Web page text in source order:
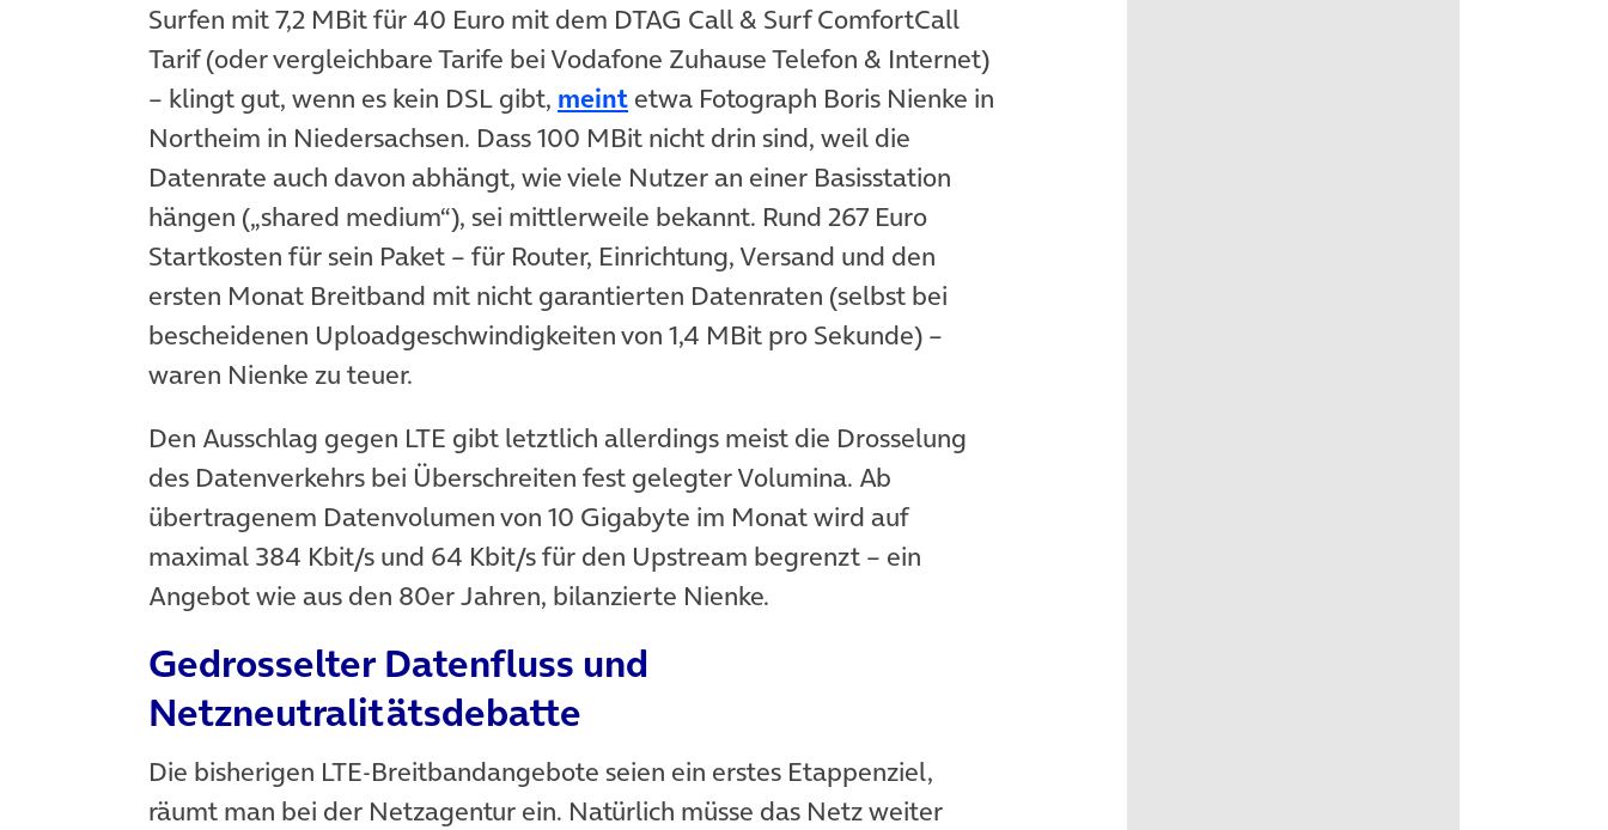
Surfen mit 7,2 MBit für 40 Euro mit dem DTAG Call & Surf ComfortCall
Tarif (oder vergleichbare Tarife bei Vodafone Zuhause Telefon & Internet)
– klingt gut, wenn es kein DSL gibt, meint(öffnet in neuem Tab)
etwa Fotograph Boris Nienke in
Northeim in Niedersachsen. Dass 100 MBit nicht drin sind, weil die
Datenrate auch davon abhängt, wie viele Nutzer an einer Basisstation
hängen („shared medium“), sei mittlerweile bekannt. Rund 267 Euro
Startkosten für sein Paket – für Router, Einrichtung, Versand und den
ersten Monat Breitband mit nicht garantierten Datenraten (selbst bei
bescheidenen Uploadgeschwindigkeiten von 1,4 MBit pro Sekunde) –
waren Nienke zu teuer.
Den Ausschlag gegen LTE gibt letztlich allerdings meist die Drosselung
des Datenverkehrs bei Überschreiten fest gelegter Volumina. Ab
übertragenem Datenvolumen von 10 Gigabyte im Monat wird auf
maximal 384 Kbit/s und 64 Kbit/s für den Upstream begrenzt – ein
Angebot wie aus den 80er Jahren, bilanzierte Nienke.
Gedrosselter Datenfluss und
Netzneutralitätsdebatte
Die bisherigen LTE-Breitbandangebote seien ein erstes Etappenziel,
räumt man bei der Netzagentur ein. Natürlich müsse das Netz weiter